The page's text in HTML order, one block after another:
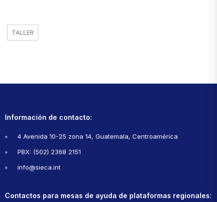
TALLER
Información de contacto:
4 Avenida 10-25 zona 14, Guatemala, Centroamérica
PBX: (502) 2368 2151
info@sieca.int
Contactos para mesas de ayuda de plataformas regionales: